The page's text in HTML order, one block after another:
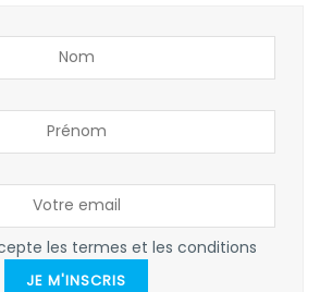
les termes et les conditions
JE M'INSCRIS